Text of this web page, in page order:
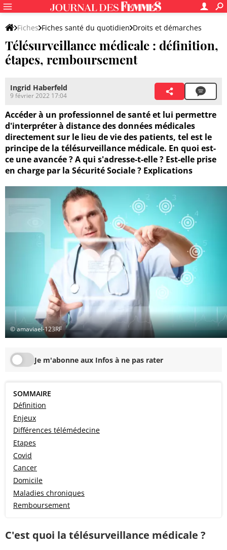
Fiches Fiches santé du quotidien Droits et démarches
Télésurveillance médicale : définition,
étapes, remboursement
Ingrid Haberfeld
9 février 2022 17:04
Accéder à un professionnel de santé et lui permettre
d'interpréter à distance des données médicales
directement sur le lieu de vie des patients, tel est le
principe de la télésurveillance médicale. En quoi est-
ce une avancée ? A qui s'adresse-t-elle ? Est-elle prise
en charge par la Sécurité Sociale ? Explications
© amaviael-123RF
Je m'abonne aux Infos à ne pas rater
SOMMAIRE
Définition
Enjeux
Différences télémédecine
Etapes
Covid
Cancer
Domicile
Maladies chroniques
Remboursement
C'est quoi la télésurveillance médicale ?